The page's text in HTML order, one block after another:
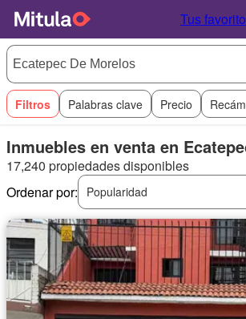
Tus
Filtros Palabras clave Precio
Inmuebles en venta en
17,240 propiedades disponibles
Ordenar por:
Popularidad